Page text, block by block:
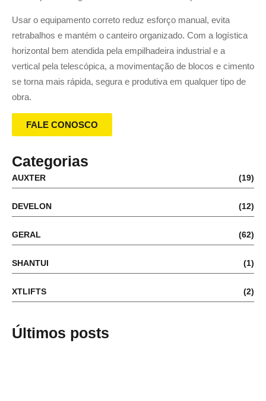
Usar o equipamento correto reduz esforço manual, evita
retrabalhos e mantém o canteiro organizado. Com a logística
horizontal bem atendida pela empilhadeira industrial e a
vertical pela telescópica, a movimentação de blocos e cimento
se torna mais rápida, segura e produtiva em qualquer tipo de
obra.
FALE CONOSCO
Categorias
AUXTER (19)
DEVELON (12)
GERAL (62)
SHANTUI (1)
XTLIFTS (2)
Últimos posts